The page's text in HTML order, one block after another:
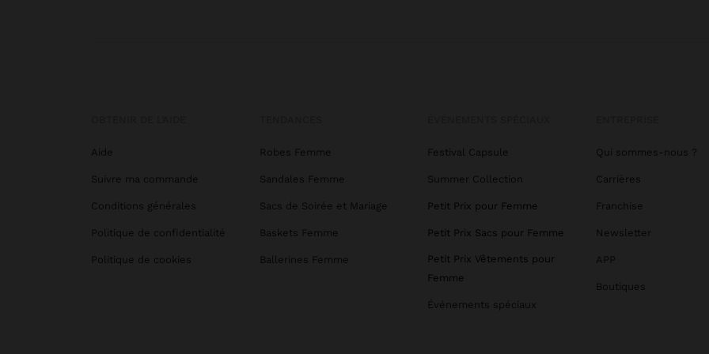
Aide
Suivre ma commande
Conditions générales
Politique de confidentialité
Politique de cookies
Robes Femme
Sandales Femme
Sacs de Soirée et Mariage
Baskets Femme
Ballerines Femme
Festival Capsule
Summer Collection
Petit Prix pour Femme
Petit Prix Sacs pour Femme
Petit Prix Vêtements pour
Femme
Événements spéciaux
Qui sommes-nous ?
Carrières
Franchise
Newsletter
APP
Boutiques